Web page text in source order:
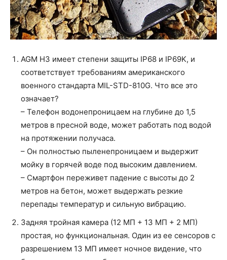
AGM H3 имеет степени защиты IP68 и IP69K, и
соответствует требованиям американского
военного стандарта MIL-STD-810G. Что все это
означает?
– Телефон водонепроницаем на глубине до 1,5
метров в пресной воде, может работать под водой
на протяжении получаса.
– Он полностью пыленепроницаем и выдержит
мойку в горячей воде под высоким давлением.
– Смартфон переживет падение с высоты до 2
метров на бетон, может выдержать резкие
перепады температур и сильную вибрацию.
Задняя тройная камера (12 МП + 13 МП + 2 МП)
простая, но функциональная. Один из ее сенсоров с
разрешением 13 МП имеет ночное видение, что